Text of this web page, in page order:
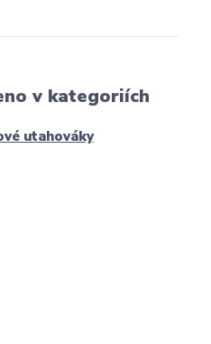
v kategoriích
utahováky